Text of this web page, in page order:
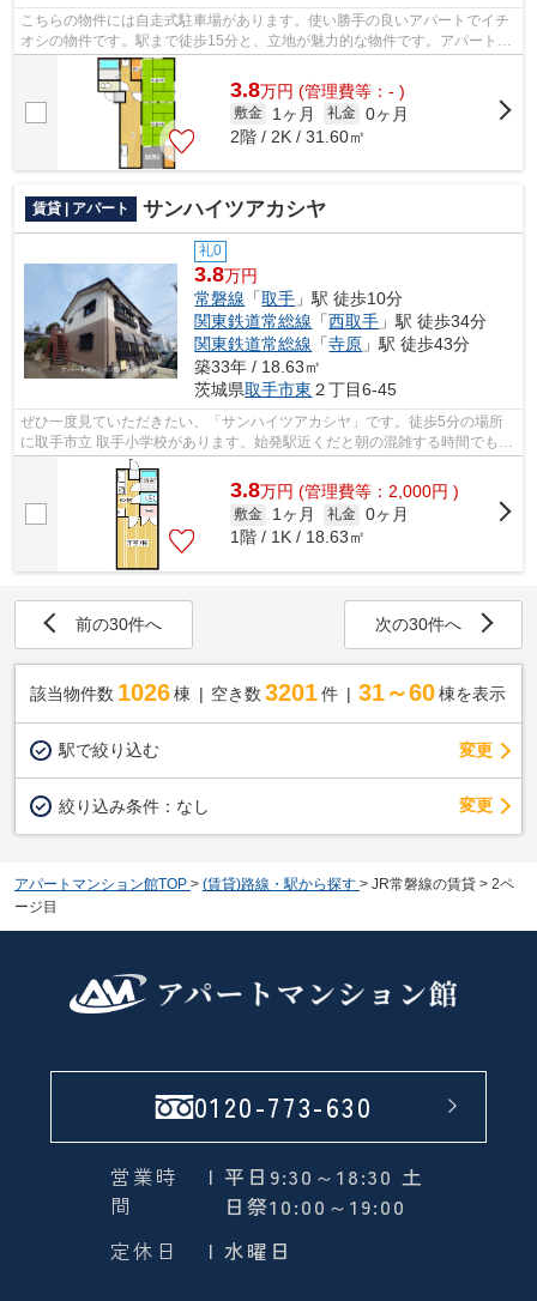
こちらの物件には自走式駐車場があります。使い勝手の良いアパートでイチ
オシの物件です。駅まで徒歩15分と、立地が魅力的な物件です。アパートマ
ンション館 龍ヶ崎店が紹介する関東...
3.8万円 (管理費等：- )
敷金 1ヶ月 礼金 0ヶ月
2階 / 2K / 31.60㎡
賃貸 | アパート サンハイツアカシヤ
礼0
3.8万円
常磐線 「取手 」駅 徒歩10分
関東鉄道常総線 「西取手 」駅 徒歩34分
関東鉄道常総線 「寺原 」駅 徒歩43分
築33年 / 18.63㎡
茨城県取手市東 ２丁目6-45
ぜひ一度見ていただきたい、「サンハイツアカシヤ」です。徒歩5分の場所
に取手市立 取手小学校があります。始発駅近くだと朝の混雑する時間でも電
車に座りやすいです。好評の駅近物件...
3.8万円 (管理費等：2,000円 )
敷金 1ヶ月 礼金 0ヶ月
1階 / 1K / 18.63㎡
前の30件へ 次の30件へ
該当物件数 1026棟 空き数 3201 件 31～60 棟を表示
駅で絞り込む 変更
絞り込み条件： なし 変更
アパートマンション館TOP > (賃貸)路線・駅から探す > JR常磐線の賃貸 > 2ペ
ージ目
0120-773-630
営業時
間
| 平日9:30～18:30 土
日祭10:00～19:00
定休日
| 水曜日